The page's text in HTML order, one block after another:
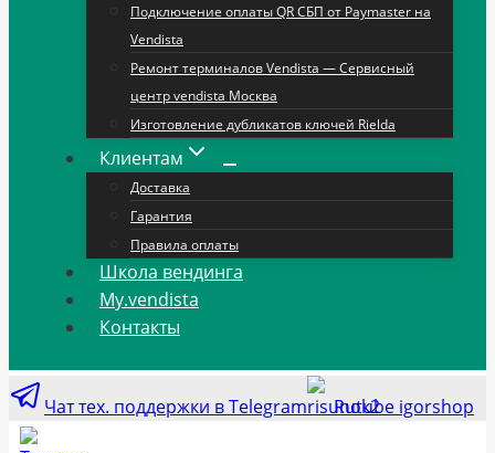
Подключение оплаты QR СБП от Paymaster на
Vendista
Ремонт терминалов Vendista — Сервисный
центр vendista Москва
Изготовление дубликатов ключей Rielda
Клиентам
Доставка
Гарантия
Правила оплаты
Школа вендинга
My.vendista
Контакты
Чат тех. поддержки в Telegram Rutube igorshop